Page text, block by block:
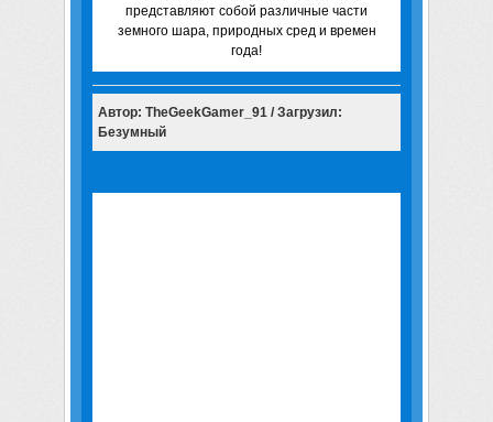
представляют собой различные части
земного шара, природных сред и времен
года!
Автор: TheGeekGamer_91 / Загрузил:
Безумный